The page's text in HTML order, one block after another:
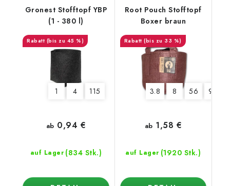
Gronest Stofftopf YBP
(1 - 380 l)
(bis zu 45 %)
1 4 115
auf Lager (834 Stk.)
ab 0,94 €
Root Pouch Stofftopf
Boxer braun
(bis zu 33 %)
3.8 8 56 95
auf Lager (1920 Stk.)
ab 1,58 €